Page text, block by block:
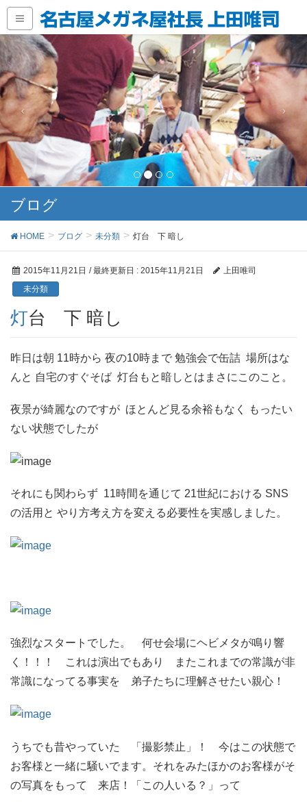
ブログ
HOME ブログ 未分類 灯台 下 暗し
2015年11月21日 / 最終更新日 : 2015年11月21日
上田唯司
未分類
灯台 下 暗し
昨日は朝 11時から 夜の10時まで 勉強会で缶詰 場所はな
んと 自宅のすぐそば 灯台もと暗しとはまさにこのこと。
夜景が綺麗なのですが ほとんど見る余裕もなく もったい
ない状態でしたが
それにも関わらず 11時間を通じて 21世紀における SNS
の活用と やり方考え方を変える必要性を実感しました。
強烈なスタートでした。 何せ会場にヘビメタが鳴り響
く！！！ これは演出でもあり またこれまでの常識が非
常識になってる事実を 弟子たちに理解させたい親心！
うちでも昔やっていた 「撮影禁止」！ 今はこの状態で
お客様と一緒に騒いでます。それをみたほかのお客様がそ
の写真をもって 来店！「この人いる？」って